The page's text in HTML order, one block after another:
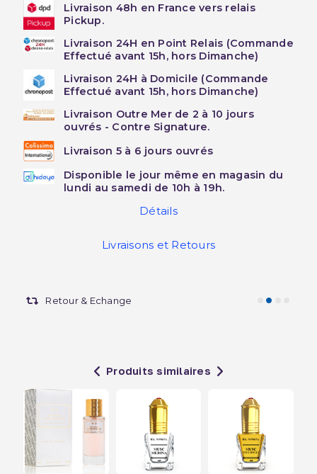
Livraison 48h en France vers relais
Pickup.
Livraison 24H en Point Relais (Commande
Effectué avant 15h, hors Dimanche)
Livraison 24H à Domicile (Commande
Effectué avant 15h, hors Dimanche)
Livraison Outre Mer de 2 à 10 jours
ouvrés - Contre Signature.
Livraison 5 à 6 jours ouvrés
Disponible le jour même en magasin du
lundi au samedi de 10h à 19h.
Détails
Livraisons et Retours
Retour & Echange
Produits similaires